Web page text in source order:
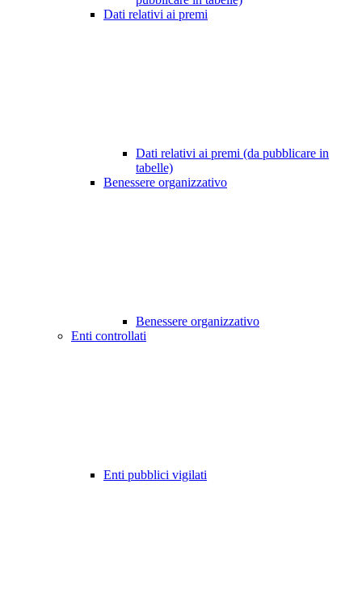
Dati relativi ai premi
Dati relativi ai premi (da pubblicare in
tabelle)
Benessere organizzativo
Benessere organizzativo
Enti controllati
Enti pubblici vigilati